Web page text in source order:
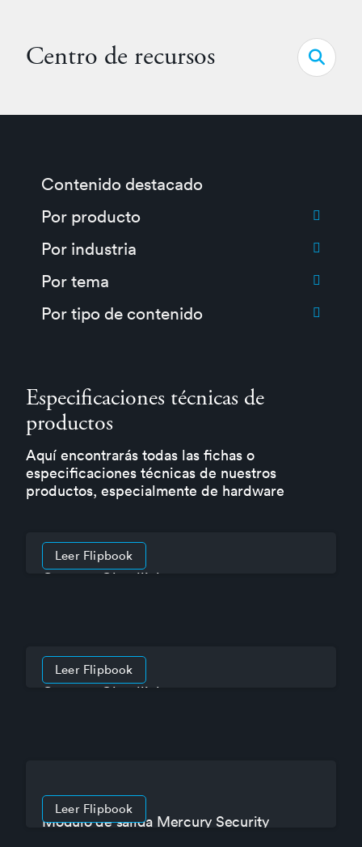
Centro de recursos Open
Contenido destacado
Toggle submenu for:
Por producto
Toggle submenu for:
Por industria
Toggle submenu for:
Por tema
Toggle submenu for:
Por tipo de contenido
Especificaciones técnicas de
productos
Aquí encontrarás todas las fichas o
especificaciones técnicas de nuestros
productos, especialmente de hardware
Genetec Cloudlink 110
Leer Flipbook
Genetec Cloudlink 2210
Leer Flipbook
Modulo de salida Mercury Security
Leer Flipbook